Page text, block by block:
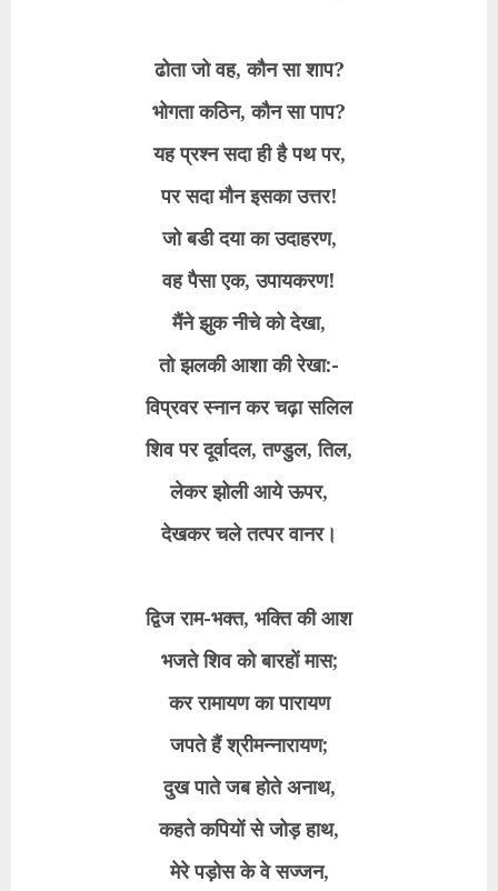
ढोता जो वह, कौन सा शाप?
भोगता कठिन, कौन सा पाप?
यह प्रश्न सदा ही है पथ पर,
पर सदा मौन इसका उत्तर!
जो बडी दया का उदाहरण,
वह पैसा एक, उपायकरण!
मैंने झुक नीचे को देखा,
तो झलकी आशा की रेखा:-
विप्रवर स्नान कर चढ़ा सलिल
शिव पर दूर्वादल, तण्डुल, तिल,
लेकर झोली आये ऊपर,
देखकर चले तत्पर वानर।
द्विज राम-भक्त, भक्ति की आश
भजते शिव को बारहों मास;
कर रामायण का पारायण
जपते हैं श्रीमन्नारायण;
दुख पाते जब होते अनाथ,
कहते कपियों से जोड़ हाथ,
मेरे पड़ोस के वे सज्जन,